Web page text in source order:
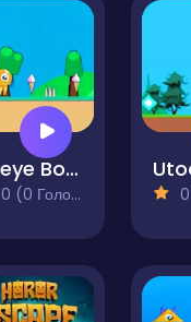
Aneye Bot 2
0 (0 Голосів) 0